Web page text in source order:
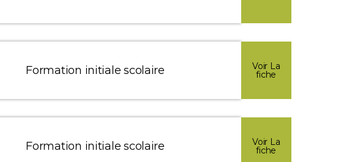
Formation initiale scolaire Voir La
fiche
Formation initiale scolaire Voir La
fiche